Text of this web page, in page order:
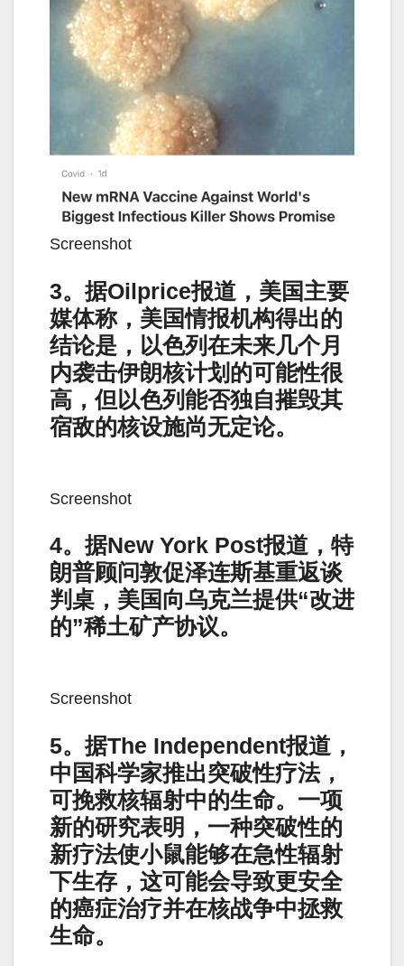
Screenshot
3。据Oilprice报道，美国主要
媒体称，美国情报机构得出的
结论是，以色列在未来几个月
内袭击伊朗核计划的可能性很
高，但以色列能否独自摧毁其
宿敌的核设施尚无定论。
Screenshot
4。据New York Post报道，特
朗普顾问敦促泽连斯基重返谈
判桌，美国向乌克兰提供“改进
的”稀土矿产协议。
Screenshot
5。据The Independent报道，
中国科学家推出突破性疗法，
可挽救核辐射中的生命。一项
新的研究表明，一种突破性的
新疗法使小鼠能够在急性辐射
下生存，这可能会导致更安全
的癌症治疗并在核战争中拯救
生命。